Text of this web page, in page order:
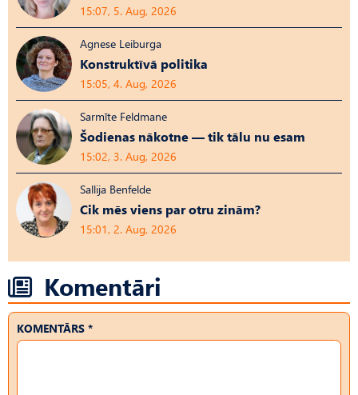
15:07, 5. Aug, 2026
Agnese Leiburga
Konstruktīvā politika
15:05, 4. Aug, 2026
Sarmīte Feldmane
Šodienas nākotne — tik tālu nu esam
15:02, 3. Aug, 2026
Sallija Benfelde
Cik mēs viens par otru zinām?
15:01, 2. Aug, 2026
Komentāri
KOMENTĀRS *